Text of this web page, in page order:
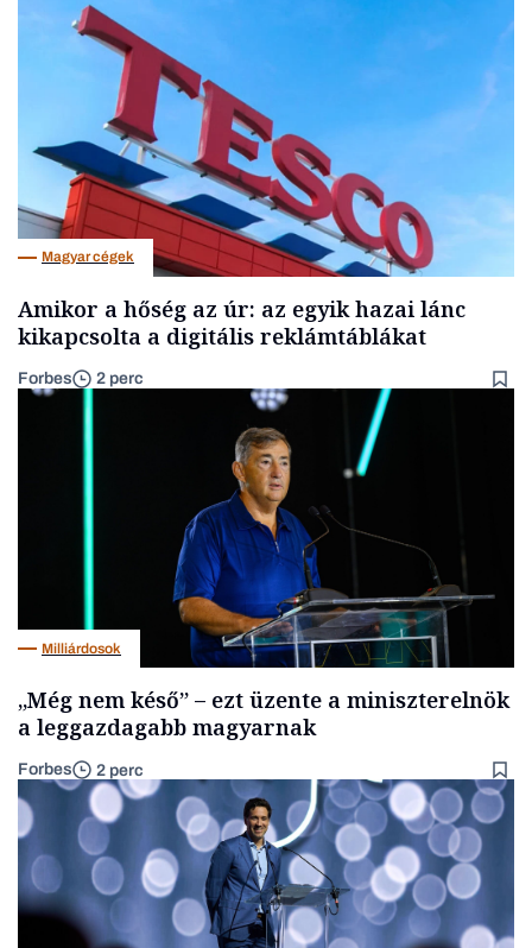
Magyar cégek
Amikor a hőség az úr: az egyik hazai lánc
kikapcsolta a digitális reklámtáblákat
Forbes 2 perc
Milliárdosok
„Még nem késő” – ezt üzente a miniszterelnök
a leggazdagabb magyarnak
Forbes 2 perc